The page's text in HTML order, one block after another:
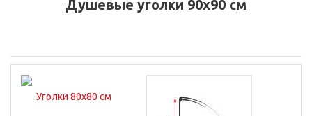
Душевые уголки 90х90 см
Уголки 80x80 см